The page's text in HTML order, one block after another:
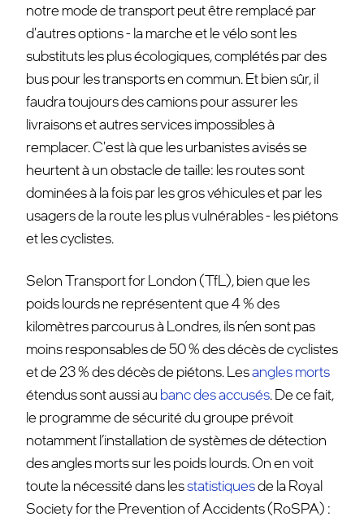
notre mode de transport peut être remplacé par
d'autres options - la marche et le vélo sont les
substituts les plus écologiques, complétés par des
bus pour les transports en commun. Et bien sûr, il
faudra toujours des camions pour assurer les
livraisons et autres services impossibles à
remplacer. C'est là que les urbanistes avisés se
heurtent à un obstacle de taille: les routes sont
dominées à la fois par les gros véhicules et par les
usagers de la route les plus vulnérables - les piétons
et les cyclistes.
Selon Transport for London (TfL), bien que les
poids lourds ne représentent que 4 % des
kilomètres parcourus à Londres, ils n’en sont pas
moins responsables de 50 % des décès de cyclistes
et de 23 % des décès de piétons. Lesangles morts
étendus sont aussi au banc des accusés. De ce fait,
le programme de sécurité du groupe prévoit
notamment l’installation de systèmes de détection
des angles morts sur les poids lourds. On en voit
toute la nécessité dans lesstatistiquesde la Royal
Society for the Prevention of Accidents (RoSPA) :